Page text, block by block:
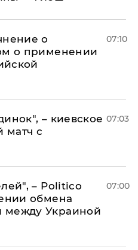
о
о применении
07:10
– киевское
матч с
07:03
– Politico
обмена
между Украиной
07:00